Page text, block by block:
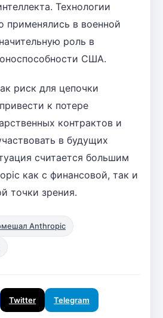
Технологии
применялись в военной
роль в
США.
риск для цепочки
к потере
контрактов и
в будущих
считается большим
как с финансовой, так и
точки зрения.
Anthropic
Twitter Telegram